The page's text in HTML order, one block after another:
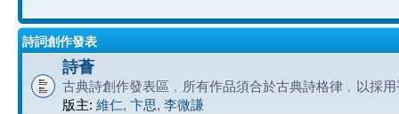
詩詞創作發表
詩薈
古典詩創作發表區﹐所有作品須合於古典詩格律﹐以採
版主: 維仁, 卞思, 李微謙